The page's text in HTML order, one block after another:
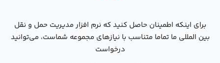
برای اینکه اطمینان حاصل کنید که نرم افزار مدیریت حمل و نقل
بین المللی ما تماما متناسب با نیاز‌های مجموعه شماست، می‌توانید
درخواست